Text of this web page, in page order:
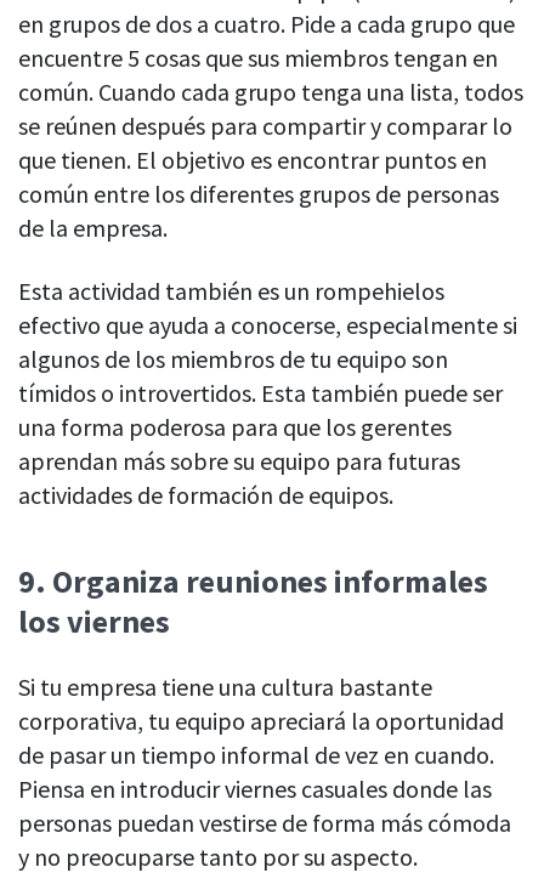
en grupos de dos a cuatro. Pide a cada grupo que
encuentre 5 cosas que sus miembros tengan en
común. Cuando cada grupo tenga una lista, todos
se reúnen después para compartir y comparar lo
que tienen. El objetivo es encontrar puntos en
común entre los diferentes grupos de personas
de la empresa.
Esta actividad también es un rompehielos
efectivo que ayuda a conocerse, especialmente si
algunos de los miembros de tu equipo son
tímidos o introvertidos. Esta también puede ser
una forma poderosa para que los gerentes
aprendan más sobre su equipo para futuras
actividades de formación de equipos.
9. Organiza reuniones informales
los viernes
Si tu empresa tiene una cultura bastante
corporativa, tu equipo apreciará la oportunidad
de pasar un tiempo informal de vez en cuando.
Piensa en introducir viernes casuales donde las
personas puedan vestirse de forma más cómoda
y no preocuparse tanto por su aspecto.